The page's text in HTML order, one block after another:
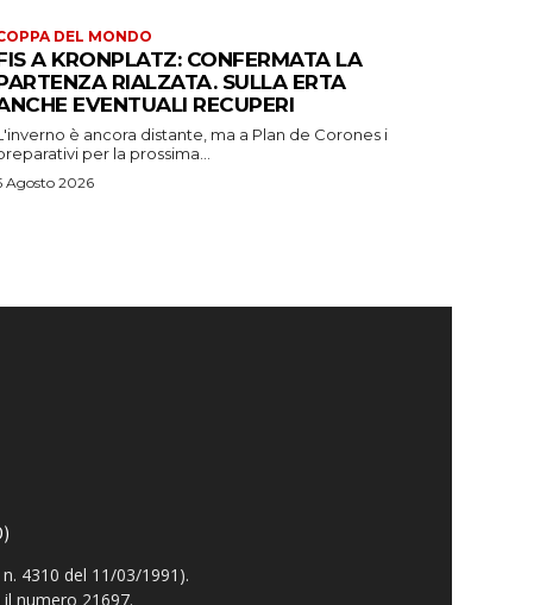
DEL MONDO
A KRONPLATZ: CONFERMATA LA
RIALZATA. SULLA ERTA
EVENTUALI RECUPERI
è ancora distante, ma a Plan de Corones i
per la prossima...
Agosto 2026
4310 del 11/03/1991).
numero 21697.